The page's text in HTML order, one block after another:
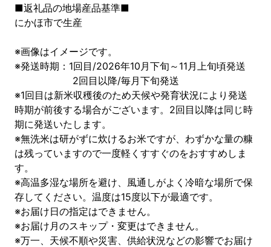
■返礼品の地場産品基準■
にかほ市で生産
※画像はイメージです。
※発送時期：1回目/2026年10月下旬～11月上旬頃発送
2回目以降/毎月下旬発送
※1回目は新米収穫後のため天候や発育状況により発送
時期が前後する場合がございます。2回目以降は同じ時
期に発送いたします。
※無洗米は研がずに炊けるお米ですが、わずかな量の糠
は残っていますので一度軽くすすぐのをおすすめしま
す。
※高温多湿な場所を避け、風通しがよく冷暗な場所で保
存してください。温度は15度以下が最適です。
※お届け日の指定はできません。
※お届け月のスキップ・変更はできません。
※万一、天候不順や災害、供給状況などの影響でお届け